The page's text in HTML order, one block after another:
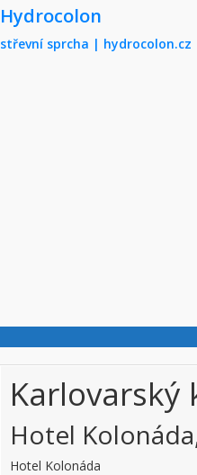
Skip to main content
Hydrocolon
střevní sprcha | hydrocolon.cz
Karlovarský
Hotel
Hotel Kolonáda